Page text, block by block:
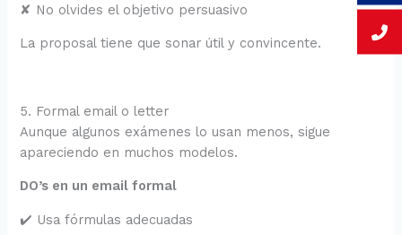
✘ No olvides el objetivo persuasivo
La proposal tiene que sonar útil y convincente.
5. Formal email o letter
Aunque algunos exámenes lo usan menos, sigue
apareciendo en muchos modelos.
DO’s en un email formal
✔️ Usa fórmulas adecuadas